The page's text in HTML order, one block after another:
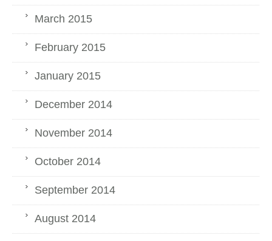
March 2015
February 2015
January 2015
December 2014
November 2014
October 2014
September 2014
August 2014